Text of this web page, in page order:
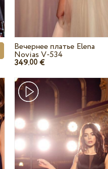
Вечернее платье Elena
Novias V-534
349.00 €